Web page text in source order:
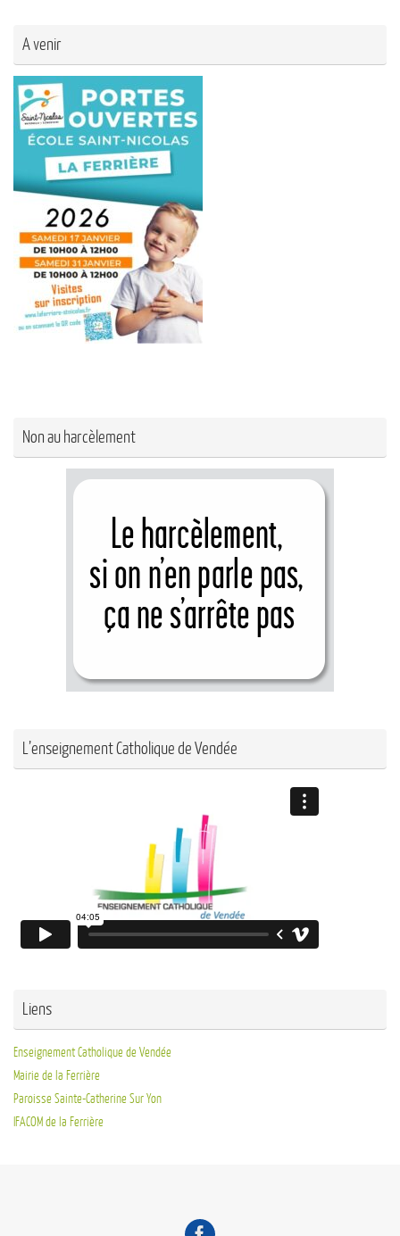
A venir
Non au harcèlement
L’enseignement Catholique de Vendée
Liens
Enseignement Catholique de Vendée
Mairie de la Ferrière
Paroisse Sainte-Catherine Sur Yon
IFACOM de la Ferrière